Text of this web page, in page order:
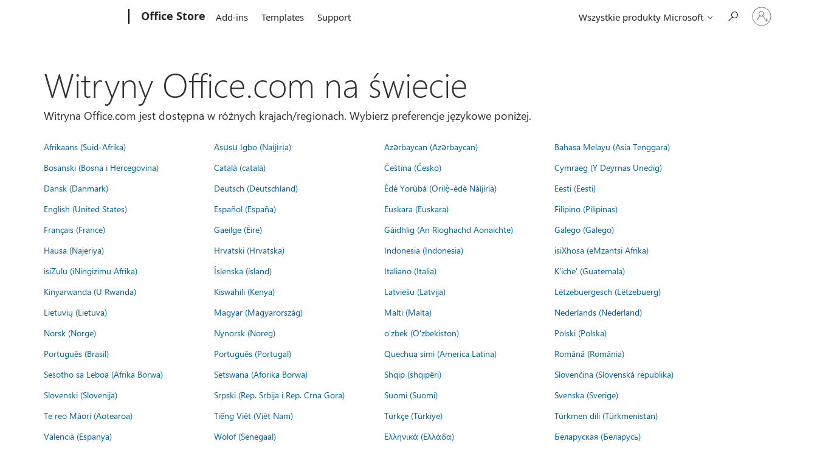
Office Store Add-ins Templates Support Wszystkie produkty Microsoft
Zaloguj
się
Witryny Office.com na świecie
Witryna Office.com jest dostępna w różnych krajach/regionach. Wybierz preferencje językowe poniżej.
Afrikaans (Suid-Afrika) Asụsụ Igbo (Naịjịrịa) Azərbaycan (Azərbaycan)
Bahasa Melayu (Asia Tenggara)
Bosanski (Bosna i Hercegovina)
Català (català) Čeština (Česko)
Cymraeg (Y Deyrnas Unedig)
Dansk (Danmark)
Deutsch (Deutschland) Èdè Yorùbá (Orilẹ̀-èdè Nàìjíríà)
Eesti (Eesti)
English (United States)
Español (España) Euskara (Euskara)
Filipino (Pilipinas)
Français (France)
Gaeilge (Éire) Gàidhlig (An Rìoghachd Aonaichte)
Galego (Galego)
Hausa (Najeriya)
Hrvatski (Hrvatska) Indonesia (Indonesia)
isiXhosa (eMzantsi Afrika)
isiZulu (iNingizimu Afrika)
Íslenska (ísland) Italiano (Italia)
K'iche' (Guatemala)
Kinyarwanda (U Rwanda)
Kiswahili (Kenya) Latviešu (Latvija)
Lëtzebuergesch (Lëtzebuerg)
Lietuvių (Lietuva)
Magyar (Magyarország) Malti (Malta)
Nederlands (Nederland)
Norsk (Norge)
Nynorsk (Noreg) o'zbek (O'zbekiston)
Polski (Polska)
Português (Brasil)
Português (Portugal) Quechua simi (America Latina)
Română (România)
Sesotho sa Leboa (Afrika Borwa)
Setswana (Aforika Borwa) Shqip (shqipëri)
Slovenčina (Slovenská republika)
Slovenski (Slovenija)
Srpski (Rep. Srbija i Rep. Crna Gora) Suomi (Suomi)
Svenska (Sverige)
Te reo Māori (Aotearoa)
Tiếng Việt (Việt Nam) Türkçe (Türkiye)
Türkmen dili (Türkmenistan)
Valencià (Espanya)
Wolof (Senegaal) Ελληνικά (Ελλάδα)
Беларуская (Беларусь)